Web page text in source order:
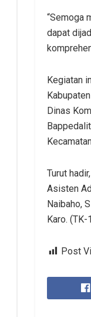
“Semoga
dapat
Kegiatan
Dinas
Turut
Asisten
Naibaho,
Karo. (TK-
Post